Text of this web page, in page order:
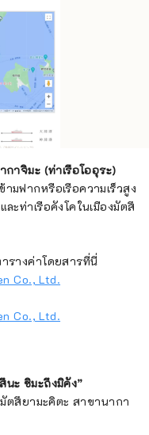
กาจิมะ (ท่าเรือโออุระ)
มฟากหรือเรือความเร็วสูง
ะท่าเรือคังโคในเมืองมัตสึ
ารางค่าโดยสารที่นี่
Co., Ltd.
Co., Ltd.
นะ ชิมะถึงมิคัง”
ตสึยามะคิตะ สาขานากา